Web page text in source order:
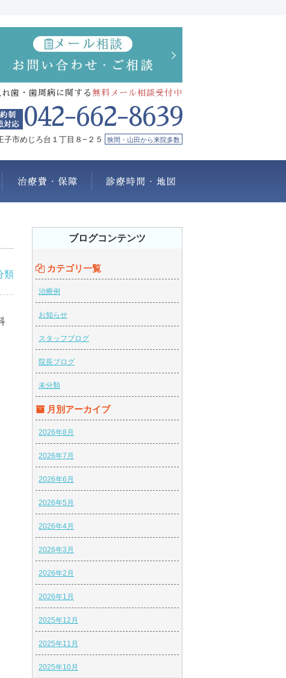
れ歯・歯周病に関する 無料メール相談受付中
042-662-8639
子市めじろ台１丁目８−２５ 狭間・山田から来院多数
治療メニュー 治療費・保証
類
ブログコンテンツ
カテゴリ一覧
治療例
お知らせ
スタッフブログ
院長ブログ
未分類
月別アーカイブ
2026年8月
2026年7月
2026年6月
2026年5月
2026年4月
2026年3月
2026年2月
2026年1月
2025年12月
2025年11月
2025年10月